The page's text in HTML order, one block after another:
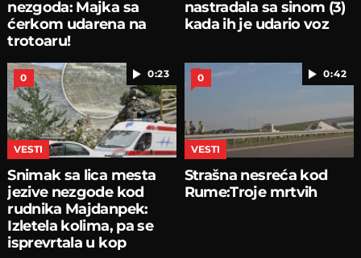
nezgoda: Majka sa
ćerkom udarena na
trotoaru!
nastradala sa sinom (3)
kada ih je udario voz
0:23
0
VESTI
Snimak sa lica mesta
jezive nezgode kod
rudnika Majdanpek:
Izletela kolima, pa se
isprevrtala u kop
0:42
0
VESTI
Strašna nesreća kod
Rume:Troje mrtvih